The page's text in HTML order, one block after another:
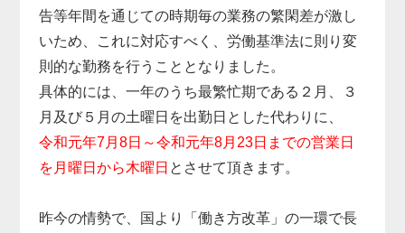
告等年間を通じての時期毎の業務の繁閑差が激し
いため、これに対応すべく、労働基準法に則り変
則的な勤務を行うこととなりました。
具体的には、一年のうち最繁忙期である２月、３
月及び５月の土曜日を出勤日とした代わりに、
令和元年7月8日～令和元年8月23日までの営業日
を月曜日から木曜日 とさせて頂きます。
昨今の情勢で、国より「働き方改革」の一環で長